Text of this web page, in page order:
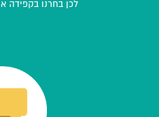
לכן בחרנו בקפידה